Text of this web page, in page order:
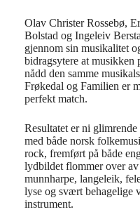
Olav Christer Rossebø,
Bolstad og Ingeleiv
gjennom sin musikalitet
bidragsytere at
nådd den samme
Frøkedal og Familien er
perfekt match.
Resultatet er ni
med både norsk
rock, fremført på både
lydbildet flommer over
munnharpe, langeleik,
lyse og svært behagelige
instrument.